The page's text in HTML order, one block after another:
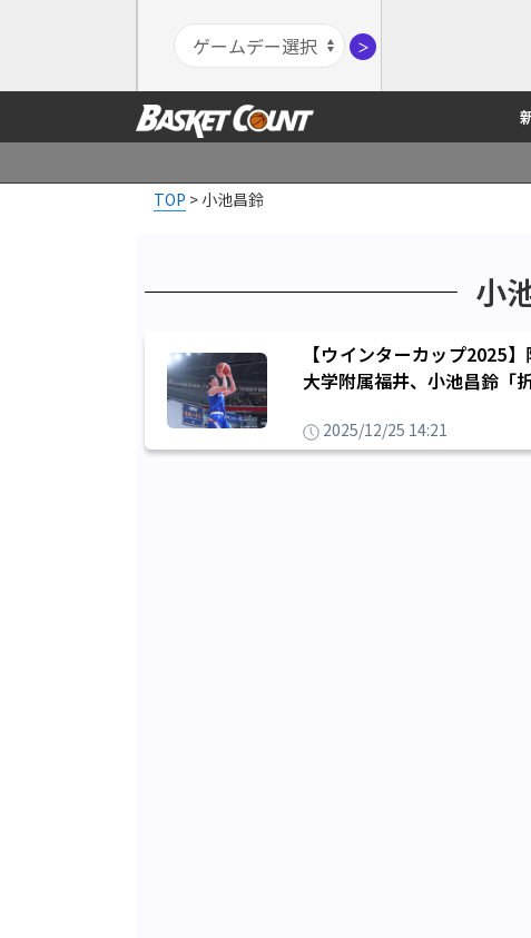
＞
TOP > 小池昌鈴
小
【ウインターカップ2025
大学附属福井、小池昌鈴「
2025/12/25 14:21